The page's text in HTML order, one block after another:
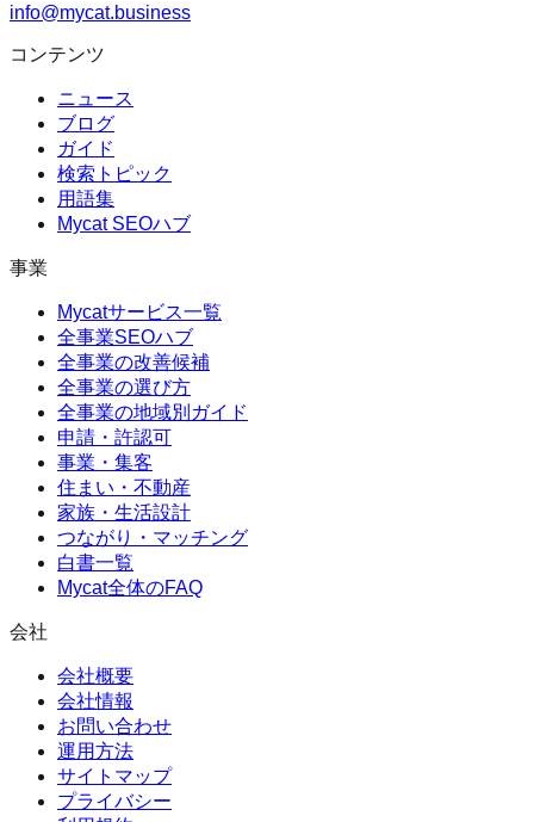
info@mycat.business
コンテンツ
ニュース
ブログ
ガイド
検索トピック
用語集
Mycat SEOハブ
事業
Mycatサービス一覧
全事業SEOハブ
全事業の改善候補
全事業の選び方
全事業の地域別ガイド
申請・許認可
事業・集客
住まい・不動産
家族・生活設計
つながり・マッチング
白書一覧
Mycat全体のFAQ
会社
会社概要
会社情報
お問い合わせ
運用方法
サイトマップ
プライバシー